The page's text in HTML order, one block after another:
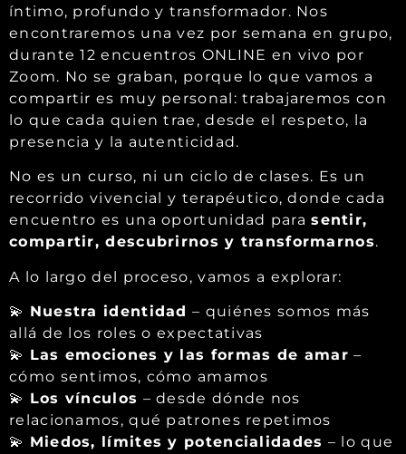
íntimo, profundo y transformador. Nos
encontraremos una vez por semana en grupo,
durante 12 encuentros ONLINE en vivo por
Zoom. No se graban, porque lo que vamos a
compartir es muy personal: trabajaremos con
lo que cada quien trae, desde el respeto, la
presencia y la autenticidad.
No es un curso, ni un ciclo de clases. Es un
recorrido vivencial y terapéutico, donde cada
encuentro es una oportunidad parasentir,
compartir, descubrirnos y transformarnos.
A lo largo del proceso, vamos a explorar:
💫 Nuestra identidad – quiénes somos más
allá de los roles o expectativas
💫 Las emociones y las formas de amar –
cómo sentimos, cómo amamos
💫 Los vínculos – desde dónde nos
relacionamos, qué patrones repetimos
💫 Miedos, límites y potencialidades – lo que